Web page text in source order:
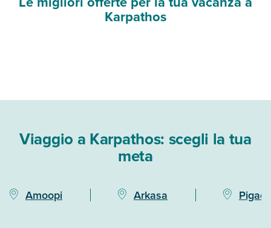
Karpathos
Viaggio a Karpathos: scegli la tua
meta
Amoopi Arkasa